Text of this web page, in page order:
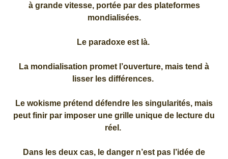
à grande vitesse, portée par des plateformes
mondialisées.
Le paradoxe est là.
La mondialisation promet l’ouverture, mais tend à
lisser les différences.
Le wokisme prétend défendre les singularités, mais
peut finir par imposer une grille unique de lecture du
réel.
Dans les deux cas, le danger n’est pas l’idée de